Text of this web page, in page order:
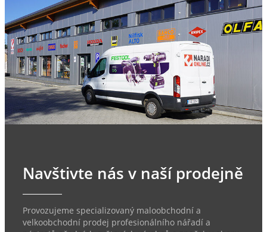
Navštivte nás v naší prodejně
Provozujeme specializovaný maloobchodní a
velkoobchodní prodej profesionálního nářadí a